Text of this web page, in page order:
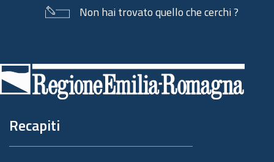
Non hai trovato quello che cerchi ?
di
pagina
Recapiti